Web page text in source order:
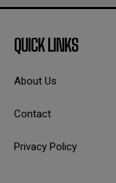
QUICK LINKS
About Us
Contact
Privacy Policy